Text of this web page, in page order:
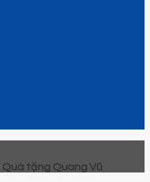
Quà tặng Quang Vũ